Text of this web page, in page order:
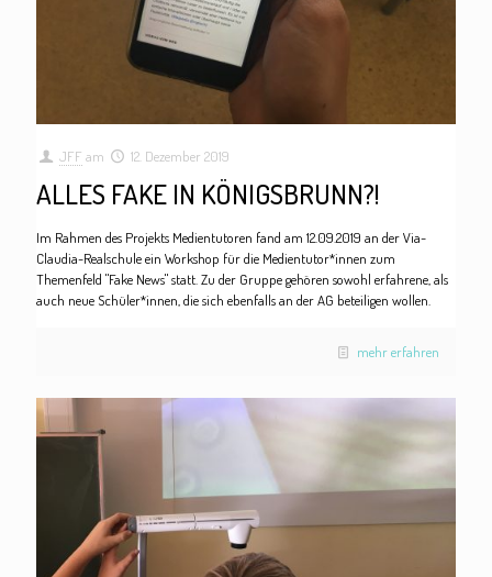
JFF am 12. Dezember 2019
ALLES FAKE IN KÖNIGSBRUNN?!
Im Rahmen des Projekts Medientutoren fand am 12.09.2019 an der Via-
Claudia-Realschule ein Workshop für die Medientutor*innen zum
Themenfeld "Fake News" statt. Zu der Gruppe gehören sowohl erfahrene, als
auch neue Schüler*innen, die sich ebenfalls an der AG beteiligen wollen.
mehr erfahren